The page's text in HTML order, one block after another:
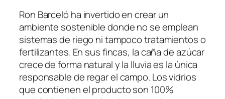
Ron Barceló ha invertido en crear un
ambiente sostenible donde no se emplean
sistemas de riego ni tampoco tratamientos o
fertilizantes. En sus fincas, la caña de azúcar
crece de forma natural y la lluvia es la única
responsable de regar el campo. Los vidrios
que contienen el producto son 100%